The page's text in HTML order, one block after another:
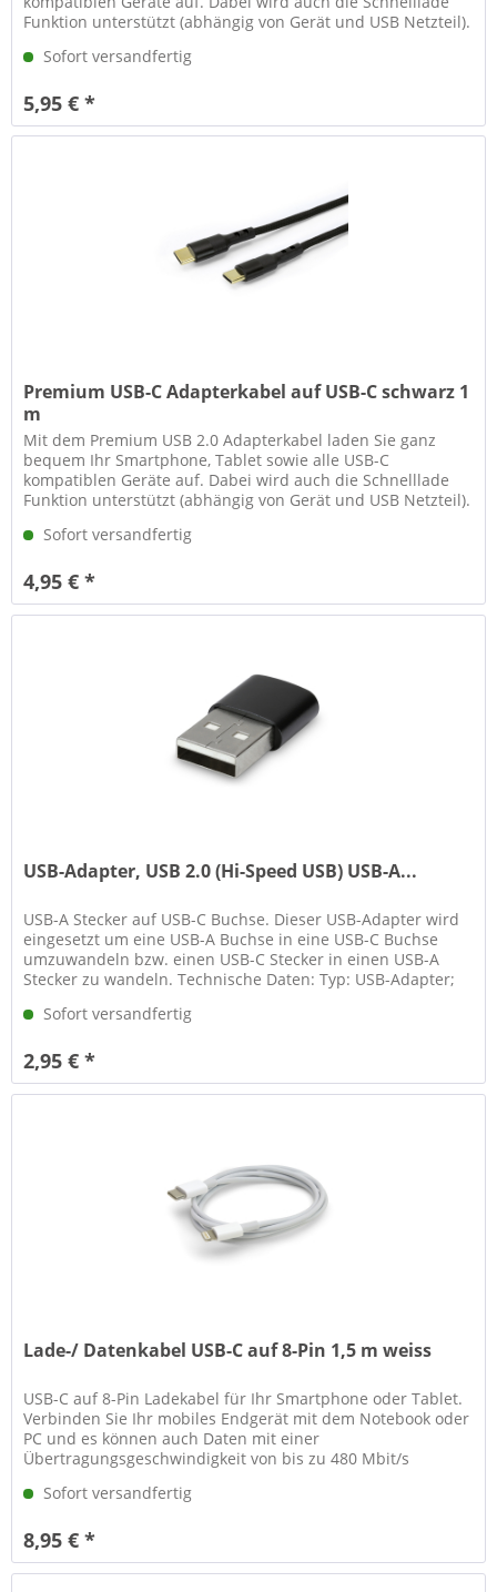
Funktion unterstützt (abhängig von Gerät und USB Netzteil).
Sofort versandfertig
5,95 € *
Premium USB-C Adapterkabel auf USB-C schwarz 1
m
Mit dem Premium USB 2.0 Adapterkabel laden Sie ganz
bequem Ihr Smartphone, Tablet sowie alle USB-C
kompatiblen Geräte auf. Dabei wird auch die Schnelllade
Funktion unterstützt (abhängig von Gerät und USB Netzteil).
Sofort versandfertig
4,95 € *
USB-Adapter, USB 2.0 (Hi-Speed USB) USB-A...
USB-A Stecker auf USB-C Buchse. Dieser USB-Adapter wird
eingesetzt um eine USB-A Buchse in eine USB-C Buchse
umzuwandeln bzw. einen USB-C Stecker in einen USB-A
Stecker zu wandeln. Technische Daten: Typ: USB-Adapter;
Sofort versandfertig
2,95 € *
Lade-/ Datenkabel USB-C auf 8-Pin 1,5 m weiss
USB-C auf 8-Pin Ladekabel für Ihr Smartphone oder Tablet.
Verbinden Sie Ihr mobiles Endgerät mit dem Notebook oder
PC und es können auch Daten mit einer
Übertragungsgeschwindigkeit von bis zu 480 Mbit/s
Sofort versandfertig
8,95 € *